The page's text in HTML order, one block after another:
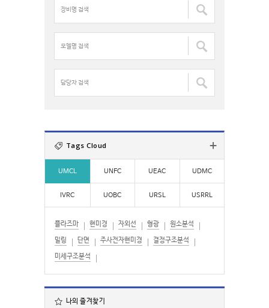
명
색
:
델
명
:자
:
Tags Cloud
UMCL UNFC UEAC UDMC
IVRC UOBC URSL USRRL
플라즈마 현미경 자외선 형광 원소분석
밀링 단면 주사전자현미경 결정구조분석
미세구조분석
나의 즐겨찾기